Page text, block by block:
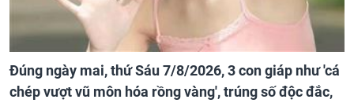
Đúng ngày mai, thứ Sáu 7/8/2026, 3 con giáp như 'cá
chép vượt vũ môn hóa rồng vàng', trúng số độc đắc,